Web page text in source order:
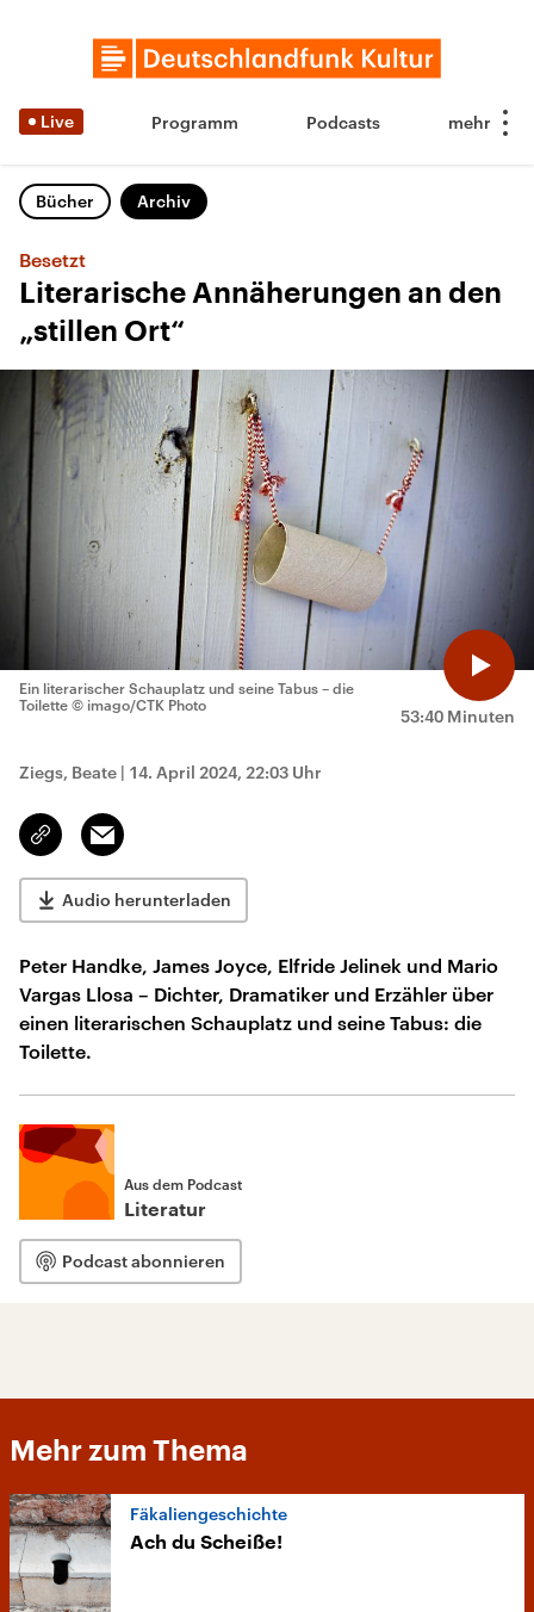
Live Programm Podcasts
Bücher Archiv
Besetzt
Literarische Annäherungen an den
„stillen Ort“
53:40 Minuten
Ein literarischer Schauplatz und seine Tabus – die
Toilette © imago/CTK Photo
Ziegs, Beate | 14. April 2024, 22:03 Uhr
Link
kopieren/teilen
Email
Audio herunterladen
Peter Handke, James Joyce, Elfride Jelinek und Mario
Vargas Llosa – Dichter, Dramatiker und Erzähler über
einen literarischen Schauplatz und seine Tabus: die
Toilette.
Aus dem Podcast
Literatur
Podcast abonnieren
Mehr zum Thema
Fäkaliengeschichte
Ach du Scheiße!